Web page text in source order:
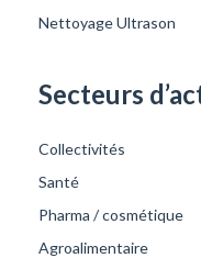
Nettoyage Ultrason
Secteurs
Collectivités
Santé
Pharma / cosmétique
Agroalimentaire